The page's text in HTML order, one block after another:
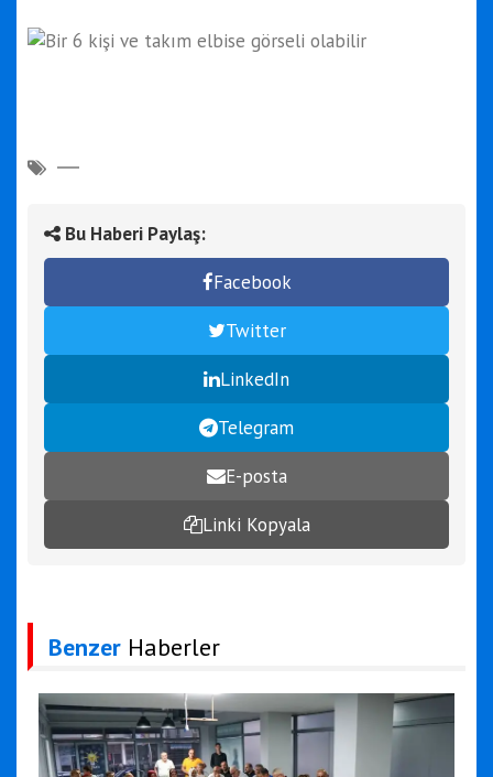
Bu Haberi Paylaş:
Facebook
Twitter
LinkedIn
Telegram
E-posta
Linki Kopyala
Benzer Haberler